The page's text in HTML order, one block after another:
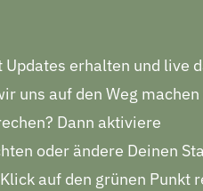
Updates erhalten und live
uns auf den Weg machen
Dann aktiviere
oder ändere Deinen
auf den grünen Punkt